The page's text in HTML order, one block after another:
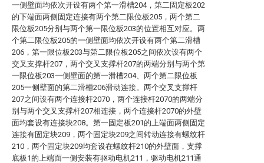
一侧壁面均依次开设有两个第一滑槽204，第二固定板202
的下端面两侧固定连接有两个第二限位板205，两个第二
限位板205分别与两个第一限位板203的位置相互对应。两
个第二限位板205的一侧壁面均依次开设有两个第二滑槽
206，第一限位板203与第二限位板205之间依次设有两个
交叉支撑杆207，两个交叉支撑杆207的两端分别与两个第
一限位板203一侧壁面的第一滑槽204、两个第二限位板
205一侧壁面的第二滑槽206滑动连接。两个交叉支撑杆
207之间设有两个连接杆2070，两个连接杆2070的两端分
别与两个交叉支撑杆207相连接，两个连接杆2070的外壁
面均套设有连接块208。第一固定板201的上端面两侧固定
连接有固定块209，两个固定块209之间转动连接有螺纹杆
210，两个固定块209均套设在螺纹杆210的外壁面，支撑
底板1的上端面一侧安装有驱动电机211，驱动电机211通